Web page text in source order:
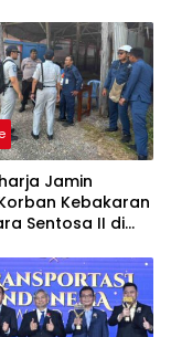
Jamin
Kebakaran
Sentosa II di